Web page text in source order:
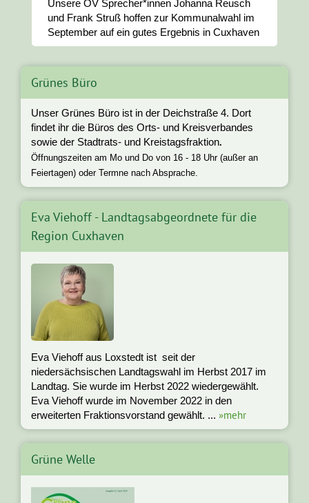
Unsere OV Sprecher*innen Johanna Reusch
und Frank Struß hoffen zur Kommunalwahl im
September auf ein gutes Ergebnis in Cuxhaven
Grünes Büro
Unser Grünes Büro ist in der Deichstraße 4. Dort
findet ihr die Büros des Orts- und Kreisverbandes
sowie der Stadtrats- und Kreistagsfraktion.
Öffnungszeiten am Mo und Do von 16 - 18 Uhr (außer an
Feiertagen) oder Termne nach Absprache.
Eva Viehoff - Landtagsabgeordnete für die
Region Cuxhaven
Eva Viehoff aus Loxstedt ist seit der
niedersächsischen Landtagswahl im Herbst 2017 im
Landtag. Sie wurde im Herbst 2022 wiedergewählt.
Eva Viehoff wurde im November 2022 in den
erweiterten Fraktionsvorstand gewählt. ...»mehr
Grüne Welle